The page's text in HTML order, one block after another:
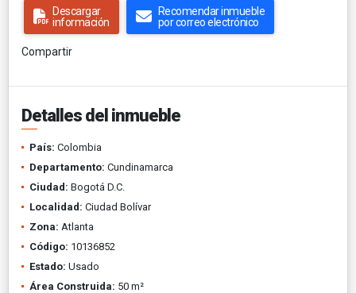
Descargar
información
Recomendar inmueble
por correo electrónico
Compartir
Detalles del inmueble
País: Colombia
Departamento: Cundinamarca
Ciudad: Bogotá D.C.
Localidad: Ciudad Bolívar
Zona: Atlanta
Código: 10136852
Estado: Usado
Área Construida: 50 m²